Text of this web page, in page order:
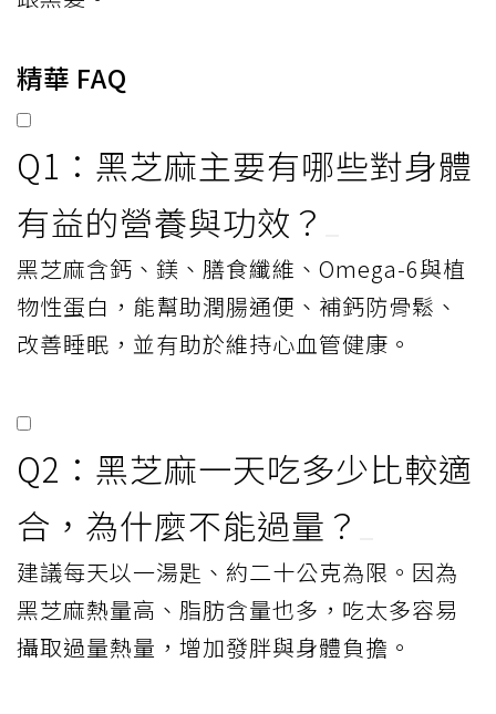
精華 FAQ
Q1：黑芝麻主要有哪些對身體
有益的營養與功效？
黑芝麻含鈣、鎂、膳食纖維、Omega-6與植
物性蛋白，能幫助潤腸通便、補鈣防骨鬆、
改善睡眠，並有助於維持心血管健康。
Q2：黑芝麻一天吃多少比較適
合，為什麼不能過量？
建議每天以一湯匙、約二十公克為限。因為
黑芝麻熱量高、脂肪含量也多，吃太多容易
攝取過量熱量，增加發胖與身體負擔。